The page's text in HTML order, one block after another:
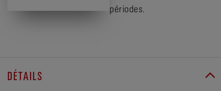
périodes.
DÉTAILS